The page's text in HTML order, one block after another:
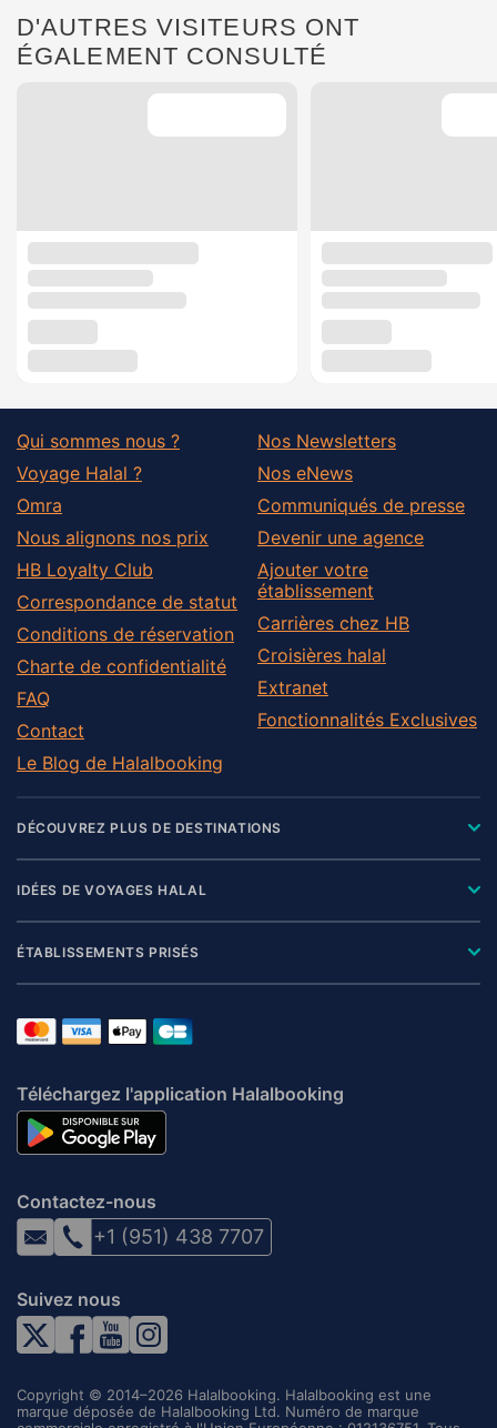
D'AUTRES VISITEURS ONT
ÉGALEMENT CONSULTÉ
Qui sommes nous ?
Voyage Halal ?
Omra
Nous alignons nos prix
HB Loyalty Club
Correspondance de statut
Conditions de réservation
Charte de confidentialité
FAQ
Contact
Le Blog de Halalbooking
Nos Newsletters
Nos eNews
Communiqués de presse
Devenir une agence
Ajouter votre
établissement
Carrières chez HB
Croisières halal
Extranet
Fonctionnalités Exclusives
DÉCOUVREZ PLUS DE DESTINATIONS
IDÉES DE VOYAGES HALAL
ÉTABLISSEMENTS PRISÉS
Téléchargez l'application Halalbooking
Contactez-nous
+1 (951) 438 7707
Suivez nous
Copyright © 2014–2026 Halalbooking. Halalbooking est une
marque déposée de Halalbooking Ltd. Numéro de marque